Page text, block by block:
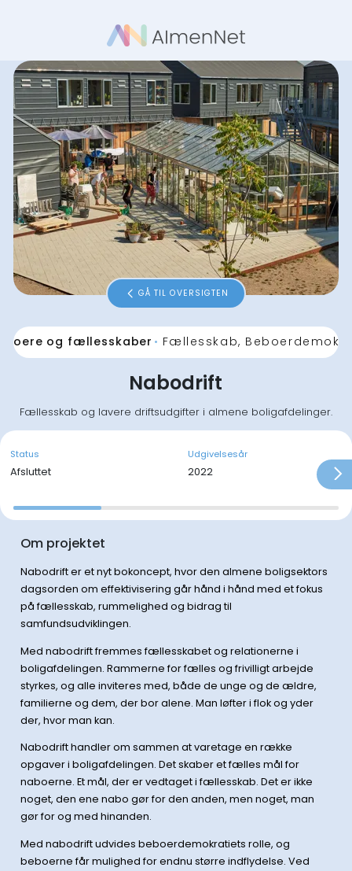
og fællesskaber Fællesskab,
Nabodrift
Fællesskab og lavere driftsudgifter i almene boligafdelinger.
GÅ TIL OVERSIGTEN
Status
Afsluttet
Udgivelsesår
2022
Om projektet
Nabodrift er et nyt bokoncept, hvor den almene boligsektors
dagsorden om effektivisering går hånd i hånd med et fokus
på fællesskab, rummelighed og bidrag til
samfundsudviklingen.
Med nabodrift fremmes fællesskabet og relationerne i
boligafdelingen. Rammerne for fælles og frivilligt arbejde
styrkes, og alle inviteres med, både de unge og de ældre,
familierne og dem, der bor alene. Man løfter i flok og yder
der, hvor man kan.
Nabodrift handler om sammen at varetage en række
opgaver i boligafdelingen. Det skaber et fælles mål for
naboerne. Et mål, der er vedtaget i fællesskab. Det er ikke
noget, den ene nabo gør for den anden, men noget, man
gør for og med hinanden.
Med nabodrift udvides beboerdemokratiets rolle, og
beboerne får mulighed for endnu større indflydelse. Ved